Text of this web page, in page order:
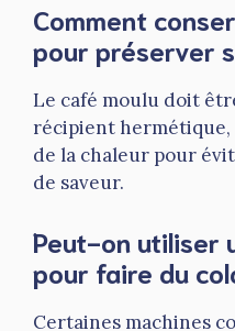
Comment
pour préserver
Le café moulu doit
récipient hermétique,
de la chaleur pour
de saveur.
Peut-on utiliser
pour faire du
Certaines machines